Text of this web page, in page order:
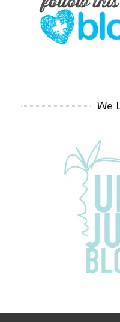
We